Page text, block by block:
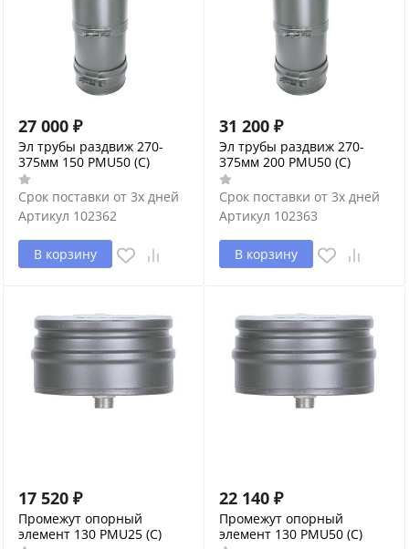
27 000 ₽
Эл трубы раздвиж 270-
375мм 150 PMU50 (С)
Срок поставки от 3х дней
Артикул 102362
В корзину
31 200 ₽
Эл трубы раздвиж 270-
375мм 200 PMU50 (С)
Срок поставки от 3х дней
Артикул 102363
В корзину
17 520 ₽
Промежут опорный
элемент 130 PMU25 (С)
22 140 ₽
Промежут опорный
элемент 130 PMU50 (С)